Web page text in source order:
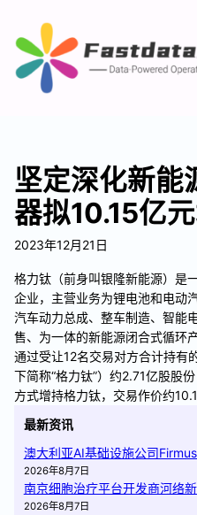
坚定深化新能
器拟10.15亿
2023年12月21日
格力钛（前身叫银隆新能源）是
企业，主营业务为锂电池和电动
汽车动力总成、整车制造、智能
售、为一体的新能源闭合式循环
通过受让12名交易对方合计持有
下简称“格力钛”）约2.71亿股股
方式增持格力钛，交易作价约
最新资讯
澳大利亚AI基础设施公司
2026年8月7日
南京细胞治疗平台开发商河络
2026年8月7日